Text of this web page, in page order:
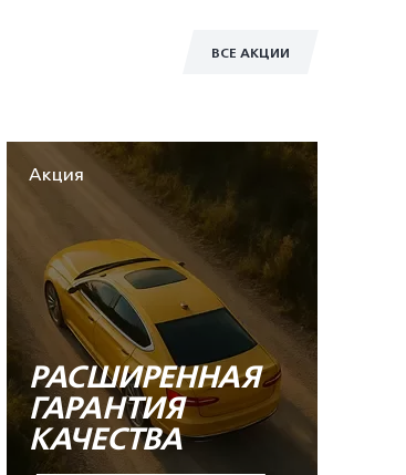
ВСЕ АКЦИИ
Акция
РАСШИРЕННАЯ
ГАРАНТИЯ
КАЧЕСТВА